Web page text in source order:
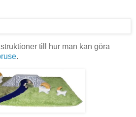
till hur man kan göra
.